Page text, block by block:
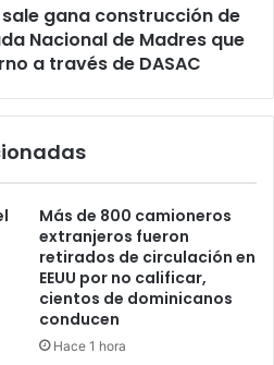
gana construcción de
Nacional de Madres que
a través de DASAC
Más de 800 camioneros
extranjeros fueron
retirados de circulación en
EEUU por no calificar,
cientos de dominicanos
conducen
Hace 1 hora